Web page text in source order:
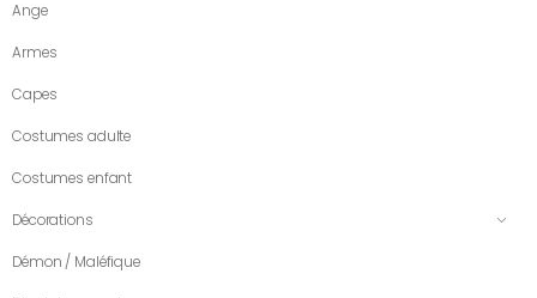
Ange
Armes
Capes
Costumes adulte
Costumes enfant
Décorations
Démon / Maléfique